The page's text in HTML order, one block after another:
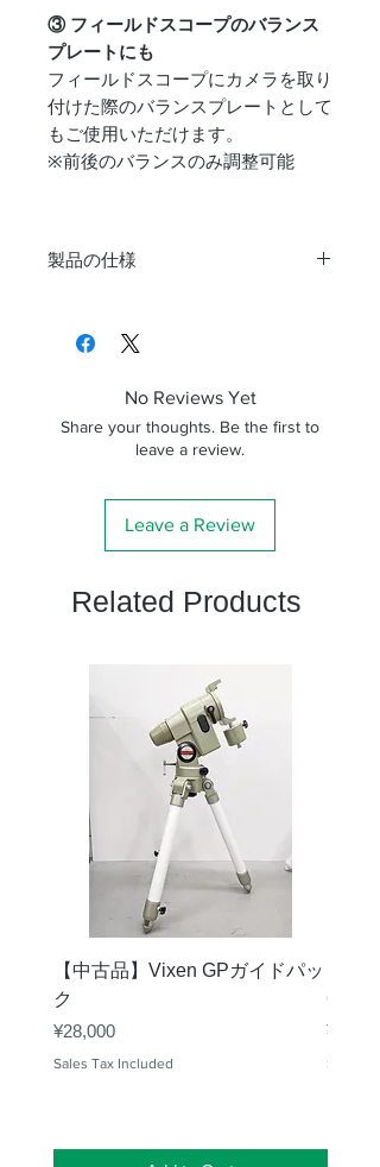
③ フィールドスコープのバランス
プレートにも
フィールドスコープにカメラを取り
付けた際のバランスプレートとして
もご使用いただけます。
※前後のバランスのみ調整可能
製品の仕様
レ
規
チメントプレート規格
ネ
1/4インチ(メス)×3箇所、
3/8インチ(メス)×1箇所、
M6(メス)×4箇所
182mm×42mm×15mm
付属品
短ネジ(1/4インチ・長さ9mm)×2
長ネジ(1/4インチ・長さ19mm)×2
ワッシャー×2
六角レンチ 3mm
No Reviews Yet
Share your thoughts. Be the first to
leave a review.
Leave a Review
Related Products
【中古品】Vixen GPガイドパッ
ク
Price
¥28,000
Sales Tax Included
Price
¥50,000
Sales